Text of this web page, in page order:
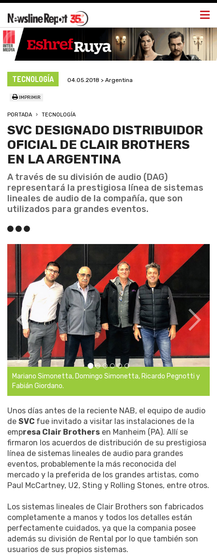
TECNOLOGÍA 04.05.2018 > Argentina
IMPRIMIR
PORTADA TECNOLOGÍA
SVC DESIGNADO DISTRIBUIDOR
OFICIAL DE CLAIR BROTHERS
EN LA ARGENTINA
A través de su división de audio (DAG)
representará la prestigiosa línea de sistemas
lineales de audio de la compañía, que son
utilizados para grandes eventos.
Simonetta, Ricardo Pegnotti y
Unos días antes de la reciente NAB, el equipo de audio
de SVC fue invitado a visitar las instalaciones de la
empresa Clair Brothers en Manheim (PA). Allí se
firmaron los acuerdos de distribución de su prestigiosa
línea de sistemas lineales de audio para grandes
eventos, probablemente la más reconocida del
mercado y la preferida de los grandes artistas, como
Paul McCartney, U2, Sting y Rolling Stones, entre otros.
Los sistemas lineales de Clair Brothers son fabricados
completamente a manos y todos los detalles están
perfectamente cuidados, ya que la compania posee
además su división de Rental por lo que también son
usuarios de sus propios sistemas.